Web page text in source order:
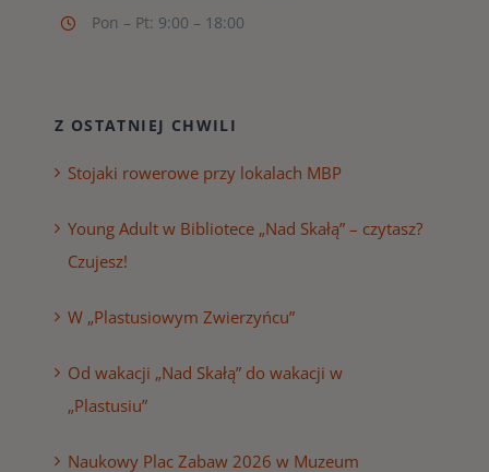
Pon – Pt: 9:00 – 18:00
Z OSTATNIEJ CHWILI
Stojaki rowerowe przy lokalach MBP
Young Adult w Bibliotece „Nad Skałą” – czytasz?
Czujesz!
W „Plastusiowym Zwierzyńcu”
Od wakacji „Nad Skałą” do wakacji w
„Plastusiu”
Naukowy Plac Zabaw 2026 w Muzeum